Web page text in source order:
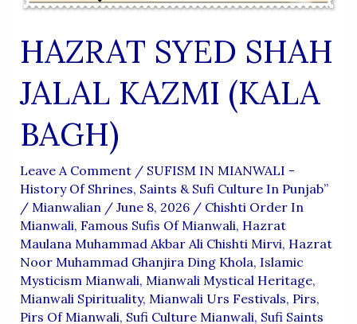
HAZRAT SYED SHAH
JALAL KAZMI (KALA
BAGH)
Leave A Comment / SUFISM IN MIANWALI -
History Of Shrines, Saints & Sufi Culture In Punjab”
/ Mianwalian / June 8, 2026 / Chishti Order In
Mianwali, Famous Sufis Of Mianwali, Hazrat
Maulana Muhammad Akbar Ali Chishti Mirvi, Hazrat
Noor Muhammad Ghanjira Ding Khola, Islamic
Mysticism Mianwali, Mianwali Mystical Heritage,
Mianwali Spirituality, Mianwali Urs Festivals, Pirs,
Pirs Of Mianwali, Sufi Culture Mianwali, Sufi Saints